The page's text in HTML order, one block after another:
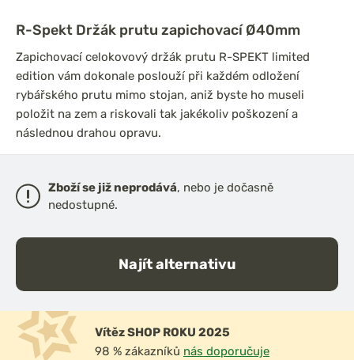
R-Spekt Držák prutu zapichovací Ø40mm
Zapichovací celokovový držák prutu R-SPEKT limited
edition vám dokonale poslouží při každém odložení
rybářského prutu mimo stojan, aniž byste ho museli
položit na zem a riskovali tak jakékoliv poškození a
následnou drahou opravu.
Zboží se již neprodává, nebo je dočasně
nedostupné.
Najít alternativu
Vítěz SHOP ROKU 2025
98 % zákazníků nás doporučuje